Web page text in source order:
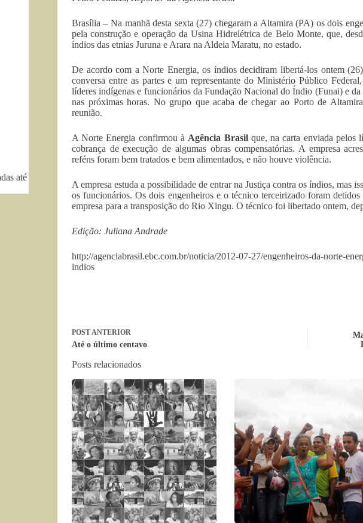
Brasília – Na manhã desta sexta (27) chegaram a Altamira (PA) os dois
pela construção e operação da Usina Hidrelétrica de Belo Monte, que,
índios das etnias Juruna e Arara na Aldeia Maratu, no estado.
De acordo com a Norte Energia, os índios decidiram libertá-los ontem
conversa entre as partes e um representante do Ministério Público
líderes indígenas e funcionários da Fundação Nacional do Índio (Funai) e
nas próximas horas. No grupo que acaba de chegar ao Porto de
reunião.
A Norte Energia confirmou à Agência Brasil que, na carta enviada pelos
cobrança de execução de algumas obras compensatórias. A empresa
reféns foram bem tratados e bem alimentados, e não houve violência.
A empresa estuda a possibilidade de entrar na Justiça contra os índios, mas
os funcionários. Os dois engenheiros e o técnico terceirizado foram
empresa para a transposição do Rio Xingu. O técnico foi libertado ontem,
Edição: Juliana Andrade
http://agenciabrasil.ebc.com.br/noticia/2012-07-27/engenheiros-da-norte-
indios
POSTANTERIOR
Até o último centavo
Posts relacionados
até